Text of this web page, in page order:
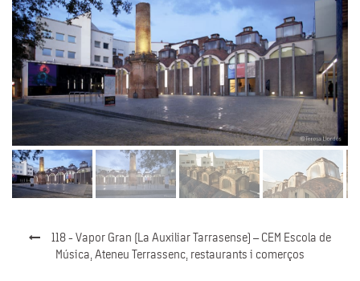
118 - Vapor Gran (La Auxiliar Tarrasense) – CEM Escola de
Música, Ateneu Terrassenc, restaurants i comerços